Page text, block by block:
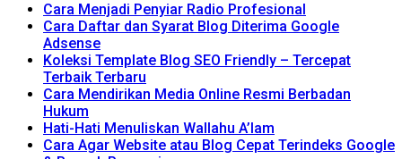
Cara Menjadi Penyiar Radio Profesional
Cara Daftar dan Syarat Blog Diterima Google
Adsense
Koleksi Template Blog SEO Friendly – Tercepat
Terbaik Terbaru
Cara Mendirikan Media Online Resmi Berbadan
Hukum
Hati-Hati Menuliskan Wallahu A’lam
Cara Agar Website atau Blog Cepat Terindeks Google